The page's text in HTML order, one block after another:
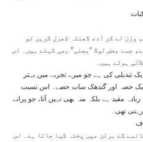
وزن لے کر آدھ گھنٹہ کھرل کریں تو
جسے بعض لوگ “بجلی” بھی کہتے ہیں۔ اس
ہوتے ہیں۔
تبدیلی کی ہے جو میرے تجربے میں بہتر
حصہ اور گندھک سات حصے۔ اس نسبت
مفید ہے بلکہ منہ بھی نہیں آتا، جو پرانے
تھی۔
کے برتن میں پختہ کیا جاتا ہے۔ اس